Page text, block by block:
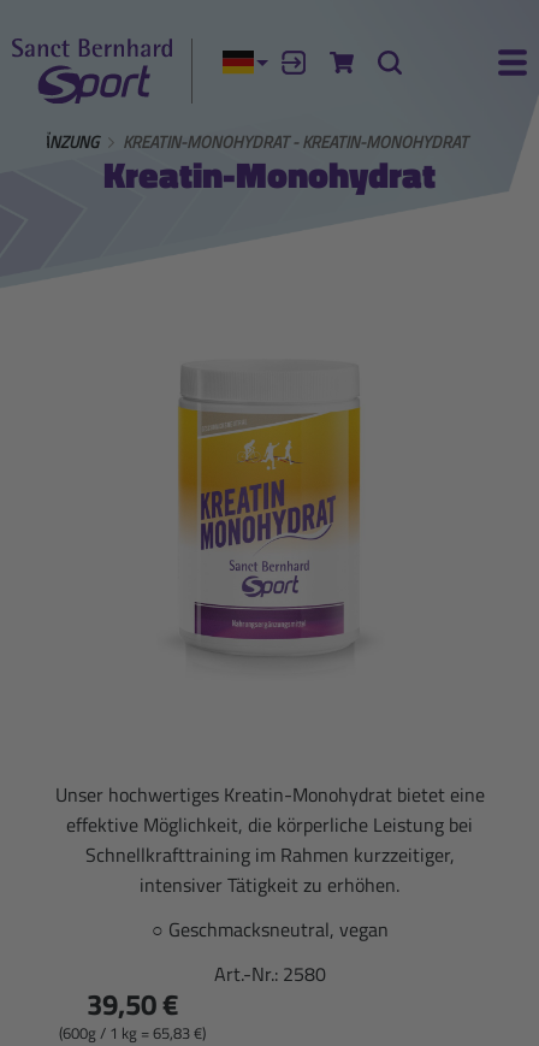
Aktuelle Sprache:
AnmeldenZum Warenkorb
Suche
KREATIN-MONOHYDRAT - KREATIN-MONOHYDRAT
Kreatin-Monohydrat
Unser hochwertiges Kreatin-Monohydrat bietet eine
effektive Möglichkeit, die körperliche Leistung bei
Schnellkrafttraining im Rahmen kurzzeitiger,
intensiver Tätigkeit zu erhöhen.
○ Geschmacksneutral, vegan
Art.-Nr.: 2580
39,50 €
(600g / 1 kg = 65,83 €)